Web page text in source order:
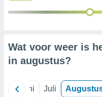
Wat voor weer is
in augustus?
Juni Juli